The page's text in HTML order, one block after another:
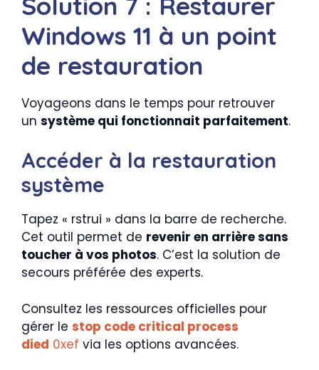
Windows 11 à un point
de restauration
Voyageons dans le temps pour retrouver
un système qui fonctionnait parfaitement.
Accéder à la restauration
système
Tapez « rstrui » dans la barre de recherche.
Cet outil permet de revenir en arrière sans
toucher à vos photos. C’est la solution de
secours préférée des experts.
Consultez les ressources officielles pour
gérer le stop code critical process
died 0xef via les options avancées.